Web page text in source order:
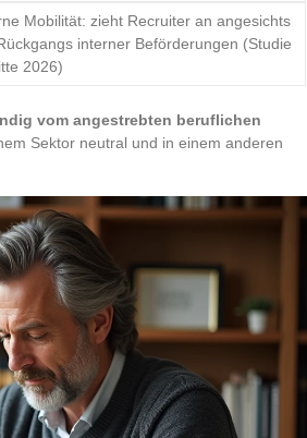
Mobilität: zieht Recruiter an angesichts
interner Beförderungen (Studie
2026)
vom angestrebten beruflichen
Sektor neutral und in einem anderen